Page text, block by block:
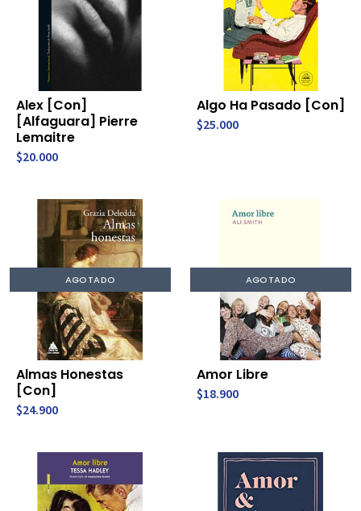
Alex [Con]
[Alfaguara] Pierre
Lemaitre
$20.000
Algo Ha Pasado [Con]
$25.000
AGOTADO
Almas Honestas
[Con]
$24.900
AGOTADO
Amor Libre
$18.900